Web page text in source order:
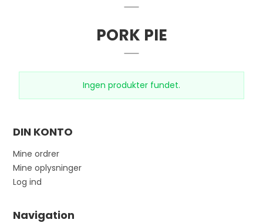
PORK PIE
Ingen produkter fundet.
DIN KONTO
Mine ordrer
Mine oplysninger
Log ind
Navigation